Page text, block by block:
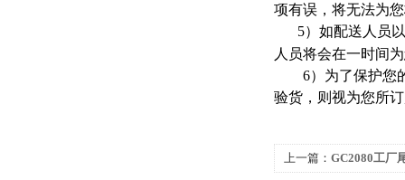
项有误，将无法为
5）如配送人员
人员将会在一时间
6）为了保护您
验货，则视为您所
上一篇： GC2080工厂